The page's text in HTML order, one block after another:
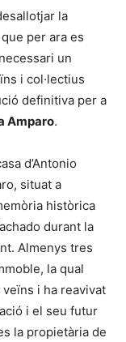
la
per ara es
un
i col·lectius
definitiva per a
Amparo.
d’Antonio
situat a
històrica
durant la
Almenys tres
la qual
i ha reavivat
i el seu futur
la propietària de